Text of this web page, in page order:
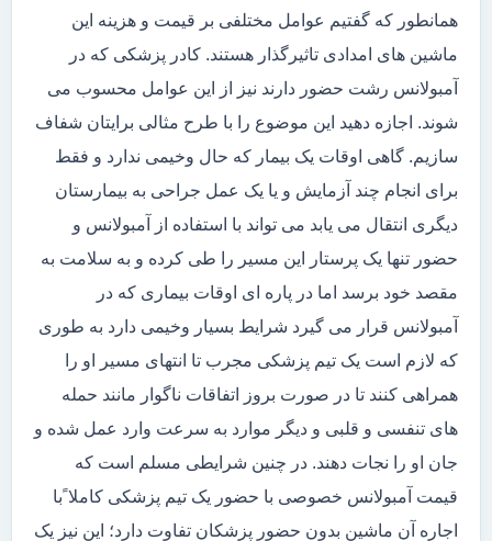
همانطور که گفتیم عوامل مختلفی بر قیمت و هزینه این
ماشین های امدادی تاثیرگذار هستند. کادر پزشکی که در
آمبولانس رشت حضور دارند نیز از این عوامل محسوب می
شوند. اجازه دهید این موضوع را با طرح مثالی برایتان شفاف
سازیم. گاهی اوقات یک بیمار که حال وخیمی ندارد و فقط
برای انجام چند آزمایش و یا یک عمل جراحی به بیمارستان
دیگری انتقال می یابد می تواند با استفاده از آمبولانس و
حضور تنها یک پرستار این مسیر را طی کرده و به سلامت به
مقصد خود برسد اما در پاره ای اوقات بیماری که در
آمبولانس قرار می گیرد شرایط بسیار وخیمی دارد به طوری
که لازم است یک تیم پزشکی مجرب تا انتهای مسیر او را
همراهی کنند تا در صورت بروز اتفاقات ناگوار مانند حمله
های تنفسی و قلبی و دیگر موارد به سرعت وارد عمل شده و
جان او را نجات دهند. در چنین شرایطی مسلم است که
قیمت آمبولانس خصوصی با حضور یک تیم پزشکی کاملا ًبا
اجاره آن ماشین بدون حضور پزشکان تفاوت دارد؛ این نیز یک